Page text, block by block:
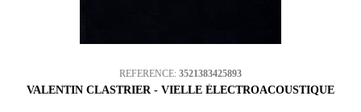
REFERENCE: 3521383425893
VALENTIN CLASTRIER - VIELLE ÉLECTROACOUSTIQUE